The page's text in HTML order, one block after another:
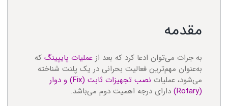
مقدمه
به جرات می‌توان ادعا کرد که بعد از عملیات پایپینگکه
به‌عنوان مهم‌ترین فعالیت بحرانی در یک پلنت شناخته
می‌شود، عملیات
نصب تجهیزات ثابت (Fix) و دوار
(Rotary)
دارای درجه اهمیت دوم می‌باشد.